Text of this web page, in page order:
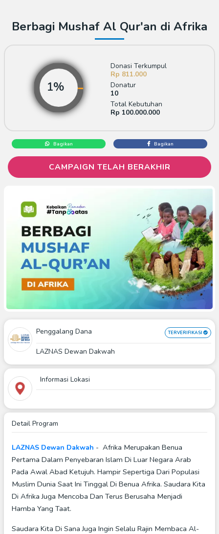
Berbagi Mushaf Al Qur'an di Afrika
Donasi Terkumpul
Rp 811.000
Donatur
10
Total Kebutuhan
Rp 100.000.000
Bagikan Bagikan
CAMPAIGN TELAH BERAKHIR
Penggalang Dana TERVERIFIKASI
LAZNAS Dewan Dakwah
Informasi Lokasi
Detail Program
LAZNAS Dewan Dakwah - Afrika Merupakan Benua
Pertama Dalam Penyebaran Islam Di Luar Negara Arab
Pada Awal Abad Ketujuh. Hampir Sepertiga Dari Populasi
Muslim Dunia Saat Ini Tinggal Di Benua Afrika. Saudara Kita
Di Afrika Juga Mencoba Dan Terus Berusaha Menjadi
Hamba Yang Taat.
Saudara Kita Di Sana Juga Ingin Selalu Rajin Membaca Al-